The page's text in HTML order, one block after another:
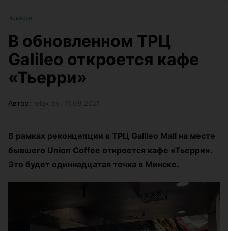
Новости
В обновленном ТРЦ
Galileo откроется кафе
«Тьерри»
Автор:
В рамках реконцепции в ТРЦ Galileo Mall на месте
бывшего Union Coffee откроется кафе «Тьерри».
Это будет одиннадцатая точка в Минске.